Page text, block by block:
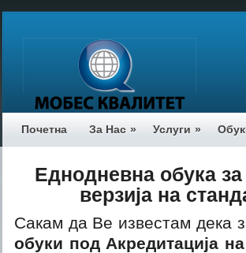
Почетна За Нас » Услуги »
Еднодневна обука
верзија на
Сакам да Ве известам дека
обуки под Акредитација